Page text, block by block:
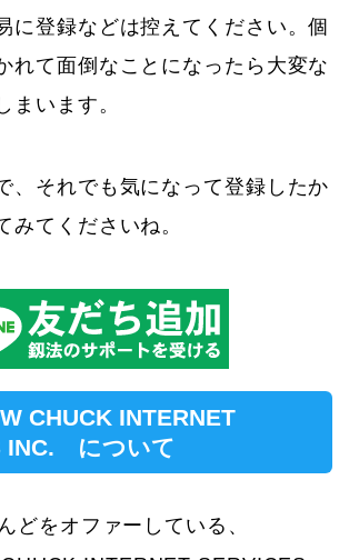
に登録などは控えてください。個
れて面倒なことになったら大変な
まいます。
、それでも気になって登録したか
みてくださいね。
CHUCK INTERNET
INC. について
どをオファーしている、